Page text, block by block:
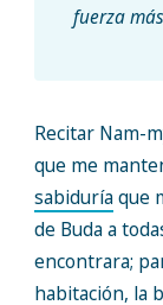
fuerza
Recitar Nam-
que me
sabiduríaque
de Buda a
encontrara;
habitación, la